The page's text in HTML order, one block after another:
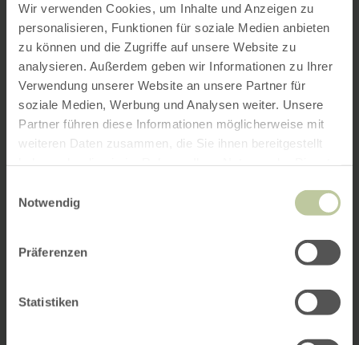
Wir verwenden Cookies, um Inhalte und Anzeigen zu
personalisieren, Funktionen für soziale Medien anbieten
zu können und die Zugriffe auf unsere Website zu
analysieren. Außerdem geben wir Informationen zu Ihrer
Verwendung unserer Website an unsere Partner für
soziale Medien, Werbung und Analysen weiter. Unsere
Partner führen diese Informationen möglicherweise mit
weiteren Daten zusammen, die Sie ihnen bereitgestellt
Notwendig
Präferenzen
Statistiken